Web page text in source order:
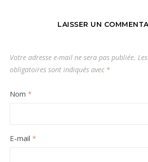
LAISSER UN
Votre adresse e-mail ne sera pas publiée.
obligatoires sont indiqués avec *
Nom *
E-mail *